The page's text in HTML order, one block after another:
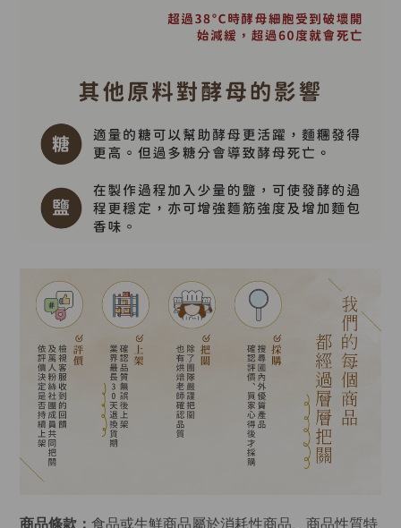
商品條款： 食品或生鮮商品屬於消耗性商品、商品性質特